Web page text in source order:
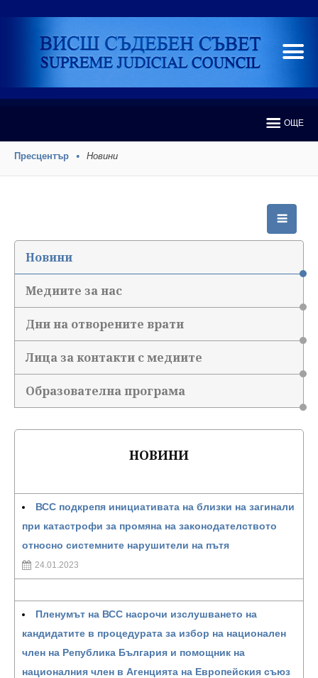
ОЩЕ
Пресцентър Новини
Новини
Медиите за нас
Дни на отворените врати
Лица за контакти с медиите
Образователна програма
НОВИНИ
ВСС подкрепя инициативата на близки на загинали
при катастрофи за промяна на законодателството
относно системните нарушители на пътя
24.01.2023
Пленумът на ВСС насрочи изслушването на
кандидатите в процедурата за избор на национален
член на Република България и помощник на
националния член в Агенцията на Европейския съюз